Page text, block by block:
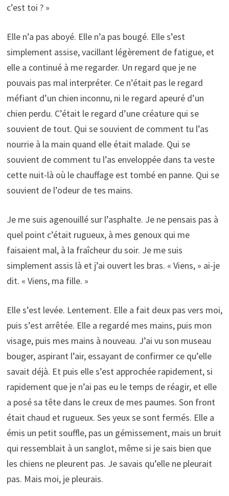
c’est toi ? »
Elle n’a pas aboyé. Elle n’a pas bougé. Elle s’est
simplement assise, vacillant légèrement de fatigue, et
elle a continué à me regarder. Un regard que je ne
pouvais pas mal interpréter. Ce n’était pas le regard
méfiant d’un chien inconnu, ni le regard apeuré d’un
chien perdu. C’était le regard d’une créature qui se
souvient de tout. Qui se souvient de comment tu l’as
nourrie à la main quand elle était malade. Qui se
souvient de comment tu l’as enveloppée dans ta veste
cette nuit-là où le chauffage est tombé en panne. Qui se
souvient de l’odeur de tes mains.
Je me suis agenouillé sur l’asphalte. Je ne pensais pas à
quel point c’était rugueux, à mes genoux qui me
faisaient mal, à la fraîcheur du soir. Je me suis
simplement assis là et j’ai ouvert les bras. « Viens, » ai-je
dit. « Viens, ma fille. »
Elle s’est levée. Lentement. Elle a fait deux pas vers moi,
puis s’est arrêtée. Elle a regardé mes mains, puis mon
visage, puis mes mains à nouveau. J’ai vu son museau
bouger, aspirant l’air, essayant de confirmer ce qu’elle
savait déjà. Et puis elle s’est approchée rapidement, si
rapidement que je n’ai pas eu le temps de réagir, et elle
a posé sa tête dans le creux de mes paumes. Son front
était chaud et rugueux. Ses yeux se sont fermés. Elle a
émis un petit souffle, pas un gémissement, mais un bruit
qui ressemblait à un sanglot, même si je sais bien que
les chiens ne pleurent pas. Je savais qu’elle ne pleurait
pas. Mais moi, je pleurais.